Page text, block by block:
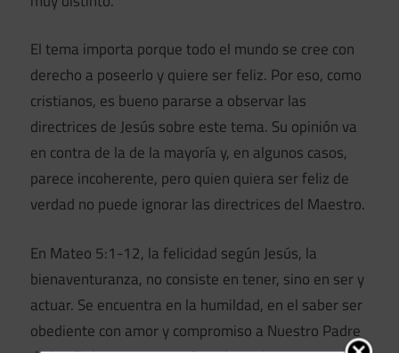
El tema importa porque todo el mundo se cree con
derecho a poseerlo y quiere ser feliz. Por eso, como
cristianos, es bueno pararse a observar las
directrices de Jesús sobre este tema. Su opinión va
en contra de la de la mayoría y, en algunos casos,
parece incoherente, pero quien quiera ser feliz de
verdad no puede ignorar las directrices del Maestro.
En Mateo 5:1-12, la felicidad según Jesús, la
bienaventuranza, no consiste en tener, sino en ser y
actuar. Se encuentra en la humildad, en el saber ser
obediente con amor y compromiso a Nuestro Padre